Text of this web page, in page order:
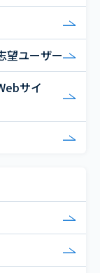
望ユーザー
サイ